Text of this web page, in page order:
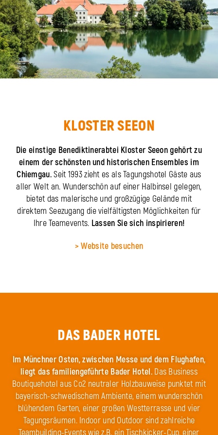
KLOSTER SEEON
Die einstige Benediktinerabtei Kloster Seeon gehört zu
einem der schönsten und historischen Ensembles im
Chiemgau.Seit 1993 zieht es als Tagungshotel Gäste aus
aller Welt an. Wunderschön auf einer Halbinsel gelegen,
bietet das malerische und großzügige Gelände mit
direktem Seezugang die vielfältigsten Möglichkeiten für
Ihre Teamevents. Lassen Sie sich inspirieren!
> Website besuchen
DAS BADER HOTEL
Im Münchner Osten, zwischen Messe und dem Flughafen,
liegt das familiengeführte Bader Hotel. Das Business
Boutiquehotel aus Co2 neutraler Holzbauweise punktet mit
bayerisch-schwedischem Ambiente, einem wunderschön
blühendem Garten, einer großen Westterrasse und vier
Tagungsräumen. Indoor und Outdoor sind zahlreiche